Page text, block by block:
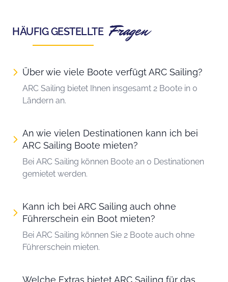
HÄUFIG GESTELLTE Fragen
Über wie viele Boote verfügt ARC Sailing?
ARC Sailing bietet Ihnen insgesamt 2 Boote in 0
Ländern an.
An wie vielen Destinationen kann ich bei
ARC Sailing Boote mieten?
Bei ARC Sailing können Boote an 0 Destinationen
gemietet werden.
Kann ich bei ARC Sailing auch ohne
Führerschein ein Boot mieten?
Bei ARC Sailing können Sie 2 Boote auch ohne
Führerschein mieten.
Welche Extras bietet ARC Sailing für das